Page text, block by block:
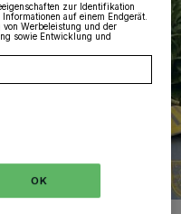
zur Identifikation
auf einem Endgerät.
von Werbeleistung und der
sowie Entwicklung und
OK